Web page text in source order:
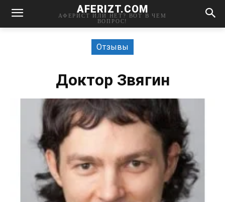
AFERIZT.COM
АФЕРИСТ ИЛИ НЕТ? ВОТ В ЧЕМ
ВОПРОС!
Отзывы
Доктор Звягин